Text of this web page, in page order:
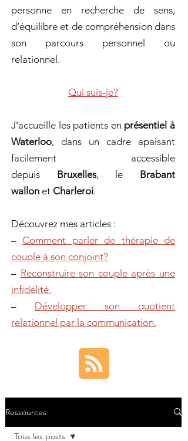
personne en recherche de sens,
d’équilibre et de compréhension dans
son parcours personnel ou
relationnel.
Qui suis-je?
J’accueille les patients en présentiel à
Waterloo, dans un cadre apaisant
facilement accessible
depuis Bruxelles, le Brabant
wallon et Charleroi.
Découvrez mes articles :
– Comment parler de thérapie de
couple à son conjoint?
– Reconstruire son couple après une
infidélité.
– Développer son quotient
relationnel par la communication.
Ressources
Tous les posts